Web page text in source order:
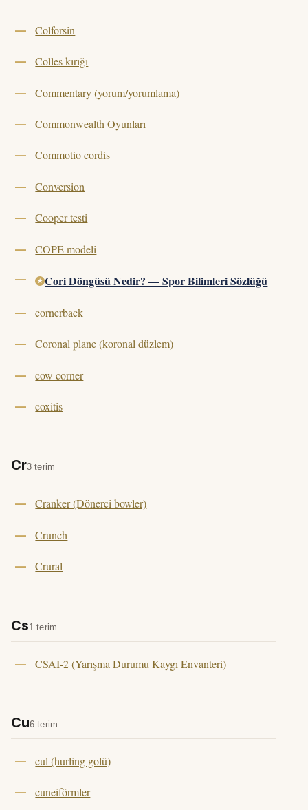
Colforsin
Colles kırığı
Commentary (yorum/yorumlama)
Commonwealth Oyunları
Commotio cordis
Conversion
Cooper testi
COPE modeli
Cori Döngüsü Nedir? — Spor Bilimleri Sözlüğü
cornerback
Coronal plane (koronal düzlem)
cow corner
coxitis
Cr3 terim
Cranker (Dönerci bowler)
Crunch
Crural
Cs1 terim
CSAI-2 (Yarışma Durumu Kaygı Envanteri)
Cu6 terim
cul (hurling golü)
cuneiförmler